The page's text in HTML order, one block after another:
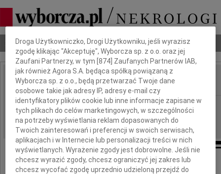
Nekrologi Odeszli Poradnik pogrzebowy
IMIĘ I NAZWISKO:
REGION: Warszawa
DATA EMISJI: 23.09.2009
W dniu 20 września 2009 roku
Dbamy o Twoją prywatność
Droga Użytkowniczko, Drogi Użytkowniku, jeśli wyrazisz
zgodę klikając "Akceptuję", Wyborcza sp. z o.o. oraz jej
Zaufani Partnerzy, w tym [874 ] Zaufanych Partnerów IAB,
jak również Agora S.A. będąca spółką powiązaną z
Wyborcza sp. z o.o., będą przetwarzać Twoje dane
osobowe takie jak adresy IP, adresy e-mail czy
identyfikatory plików cookie lub inne informacje zapisane w
tych plikach do celów marketingowych, w szczególności
na potrzeby wyświetlania reklam dopasowanych do
Twoich zainteresowań i preferencji w swoich serwisach,
aplikacjach i w Internecie lub personalizacji treści w nich
wyświetlanych. Wyrażenie zgody jest dobrowolne. Jeśli nie
chcesz wyrazić zgody, chcesz ograniczyć jej zakres lub
chcesz wycofać zgodę uprzednio udzieloną przejdź do